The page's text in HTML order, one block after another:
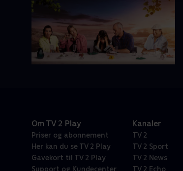
Om TV 2 Play
Priser og abonnement
Her kan du se TV 2 Play
Gavekort til TV 2 Play
Support og Kundecenter
Kanaler
TV 2
TV 2 Sport
TV 2 News
TV 2 Echo